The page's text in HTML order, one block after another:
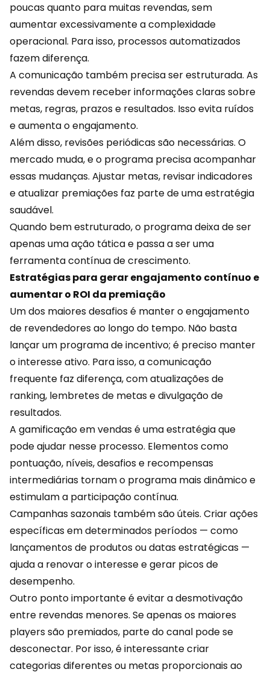
poucas quanto para muitas revendas, sem
aumentar excessivamente a complexidade
operacional. Para isso, processos automatizados
fazem diferença.
A comunicação também precisa ser estruturada. As
revendas devem receber informações claras sobre
metas, regras, prazos e resultados. Isso evita ruídos
e aumenta oengajamento.
Além disso, revisões periódicas são necessárias. O
mercado muda, e o programa precisa acompanhar
essas mudanças. Ajustar metas, revisar indicadores
e atualizar premiações faz parte de uma estratégia
saudável.
Quando bem estruturado, o programa deixa de ser
apenas uma ação tática e passa a ser uma
ferramenta contínua de crescimento.
Estratégias para gerar engajamento contínuo e
aumentar o ROI da premiação
Um dos maiores desafios é manter o engajamento
de revendedores ao longo do tempo. Não basta
lançar um programa de incentivo; é preciso manter
o interesse ativo. Para isso, a comunicação
frequente faz diferença, com atualizações de
ranking, lembretes de metas e divulgação de
resultados.
A gamificação em vendas é uma estratégia que
pode ajudar nesse processo. Elementos como
pontuação, níveis, desafios e recompensas
intermediárias tornam o programa mais dinâmico e
estimulam a participação contínua.
Campanhas sazonais também são úteis. Criar ações
específicas em determinados períodos — como
lançamentos de produtos oudatas estratégicas —
ajuda a renovar o interesse e gerar picos de
desempenho.
Outro ponto importante é evitar a desmotivação
entre revendas menores. Se apenas os maiores
players são premiados, parte do canal pode se
desconectar. Por isso, é interessante criar
categorias diferentes ou metas proporcionais ao